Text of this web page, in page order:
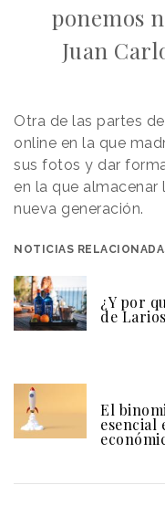
ponemos
Juan
Otra de las partes
online en la que
sus fotos y dar
en la que
nueva generación.
NOTICIAS
¿Y por
de
El
esencial